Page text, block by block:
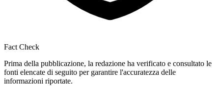
Fact Check
Prima della pubblicazione, la redazione ha verificato e consultato le
fonti elencate di seguito per garantire l'accuratezza delle
informazioni riportate.